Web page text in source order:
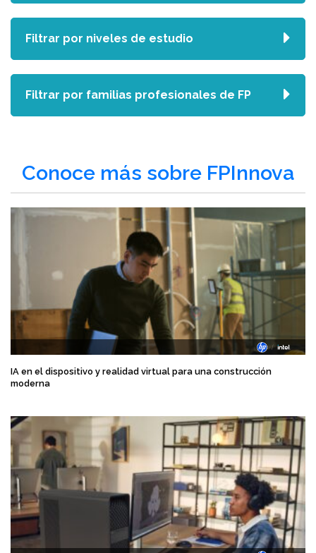
Conoce más sobre FPInnova
IA en el dispositivo y realidad virtual para una construcción
moderna
Filtrar por niveles de estudio
Filtrar por familias profesionales de FP